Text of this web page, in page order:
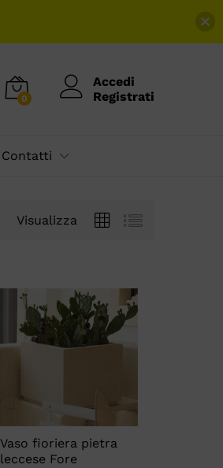
0
Accedi
Registrati
Contatti
Visualizza
Vaso fioriera pietra
leccese Fore